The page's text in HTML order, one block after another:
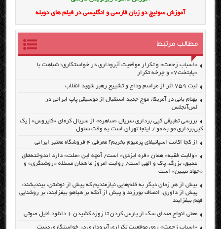
آموزش سوئیچ دو زبان فارسی و انگلیسی در فیلم های دوبله
مطالب مرتبط
«اسباب زحمت» و تکرار موقعیت آبروداری در خواستگاری؛ شباهت با
«پایتخت۷» و چرخه تکرار
ثبت ۷۵۹ اثر از مراسم وداع و تشییع رهبر شهید انقلاب
بهنام بانی در آمریکا: موج جدید استقبال از موسیقی پاپ ایرانی در
لس‌آنجلس
بررسی تطبیقی کپی برداری سریال «ساهره» از سریال کره‌ای «کایروس» | یک
کپی‌برداری مو به مو / اینجا تهران است به وقت سئول
از کجا اکانت اسپاتیفای پرمیوم بخریم؟ معرفی ۴ فروشگاه معتبر ایرانی
«ولایت فقیه» همان «فره ایزدی» است/ آنچه این «ملت» دارد اندوخته‌های
عمیق، بزرگ، پاک و الهی است/ روایت امروز ما همان مسئله «روشنگری» و
«جهاد تبیین» است
بیش از هر زمان دیگر به قلم‌هایی نیازمندیم که پیش از نوشتن، بیندیشند؛
پیش از داوری، انصاف بورزند و پیش از آنکه بر هیاهو بیفزایند، بر روشنایی
فهم بیفزایند
معنی انواع صدای سگ از پارس کردن تا زوزه کشیدن + دانلود فایل صوتی
«اسباب زحمت» روی موقعیت تکراری آبروداری در خواستگاری دست